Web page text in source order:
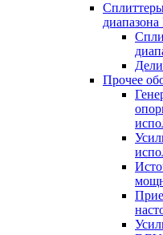
Прочее